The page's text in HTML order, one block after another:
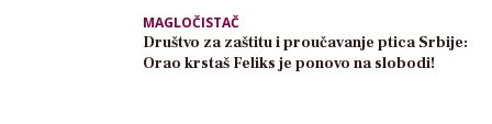
MAGLOČISTAČ
Društvo za zaštitu i proučavanje ptica Srbije:
Orao krstaš Feliks je ponovo na slobodi!